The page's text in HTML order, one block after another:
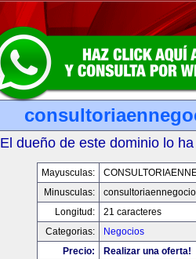
El dueño de este dominio lo
Mayusculas:
Minusculas:
Longitud:
21 caracteres
Categorias:
Negocios
Precio:
Realizar una oferta!